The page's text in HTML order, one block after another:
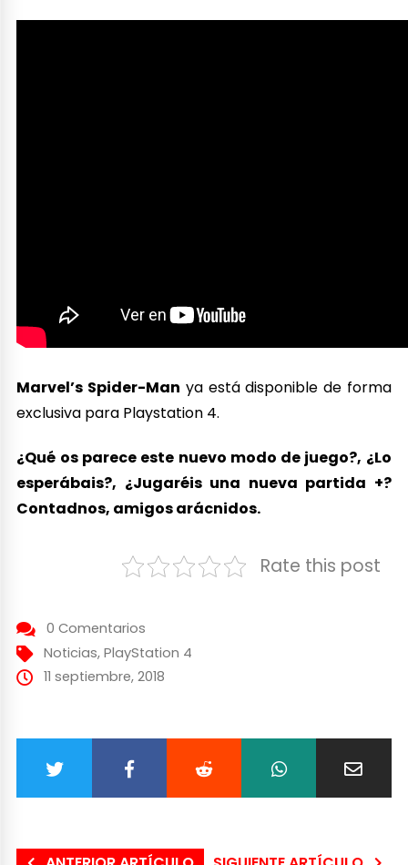
Marvel’s Spider-Man ya está disponible de forma
exclusiva para Playstation 4.
¿Qué os parece este nuevo modo de juego?, ¿Lo
esperábais?, ¿Jugaréis una nueva partida +?
Contadnos, amigos arácnidos.
Rate this post
0 Comentarios
Noticias, PlayStation 4
11 septiembre, 2018